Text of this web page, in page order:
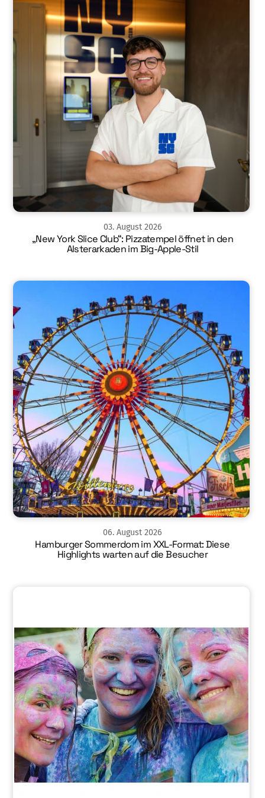
03. August 2026
„New York Slice Club“: Pizzatempel öffnet in den
Alsterarkaden im Big-Apple-Stil
06. August 2026
Hamburger Sommerdom im XXL-Format: Diese
Highlights warten auf die Besucher